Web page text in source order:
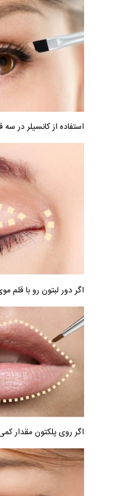
استفاده از کانسیلر در
اگر دور لبتون رو با
اگر روی پلکتون مقدار